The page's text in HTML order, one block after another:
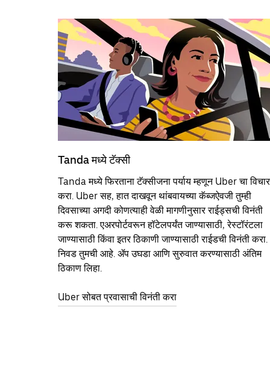
Tanda मध्ये टॅक्सी
Tanda मध्ये फिरताना टॅक्सीजना पर्याय म्हणून Uber चा विचार
करा. Uber सह, हात दाखवून थांबवायच्या कॅब्जऐवजी तुम्ही
दिवसाच्या अगदी कोणत्याही वेळी मागणीनुसार राईड्सची विनंती
करू शकता. एअरपोर्टवरून हॉटेलपर्यंत जाण्यासाठी, रेस्टॉरंटला
जाण्यासाठी किंवा इतर‍ ठिकाणी जाण्यासाठी राईडची विनंती करा.
निवड तुमची आहे. ॲप उघडा आणि सुरुवात करण्यासाठी अंतिम
ठिकाण लिहा.
Uber सोबत प्रवासाची विनंती करा